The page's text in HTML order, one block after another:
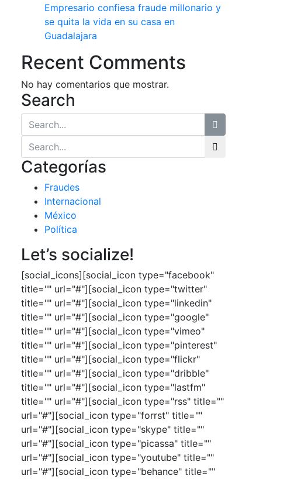
Empresario confiesa fraude millonario y
se quita la vida en su casa en
Guadalajara
Recent Comments
No hay comentarios que mostrar.
Search
Categorías
Fraudes
Internacional
México
Política
Let’s socialize!
[social_icons][social_icon type="facebook"
title="" url="#"][social_icon type="twitter"
title="" url="#"][social_icon type="linkedin"
title="" url="#"][social_icon type="google"
title="" url="#"][social_icon type="vimeo"
title="" url="#"][social_icon type="pinterest"
title="" url="#"][social_icon type="flickr"
title="" url="#"][social_icon type="dribble"
title="" url="#"][social_icon type="lastfm"
title="" url="#"][social_icon type="rss" title=""
url="#"][social_icon type="forrst" title=""
url="#"][social_icon type="skype" title=""
url="#"][social_icon type="picassa" title=""
url="#"][social_icon type="youtube" title=""
url="#"][social_icon type="behance" title=""